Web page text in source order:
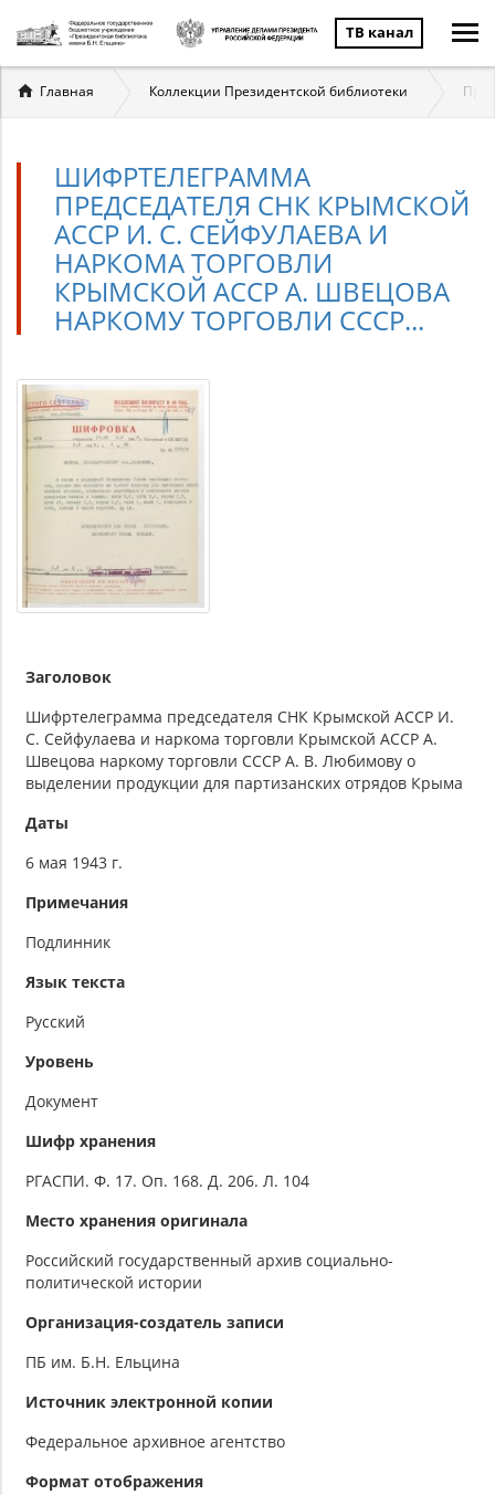
ТВ канал
Вы
здесь
Главная Коллекции Президентской библиотеки
ШИФРТЕЛЕГРАММА
ПРЕДСЕДАТЕЛЯ СНК КРЫМСКОЙ
АССР И. С. СЕЙФУЛАЕВА И
НАРКОМА ТОРГОВЛИ
КРЫМСКОЙ АССР А. ШВЕЦОВА
НАРКОМУ ТОРГОВЛИ СССР...
Заголовок
Шифртелеграмма председателя СНК Крымской АССР И.
С. Сейфулаева и наркома торговли Крымской АССР А.
Швецова наркому торговли СССР А. В. Любимову о
выделении продукции для партизанских отрядов Крыма
Даты
6 мая 1943 г.
Примечания
Подлинник
Язык текста
Русский
Уровень
Документ
Шифр хранения
РГАСПИ. Ф. 17. Оп. 168. Д. 206. Л. 104
Место хранения оригинала
Российский государственный архив социально-
политической истории
Организация-создатель записи
ПБ им. Б.Н. Ельцина
Источник электронной копии
Федеральное архивное агентство
Формат отображения